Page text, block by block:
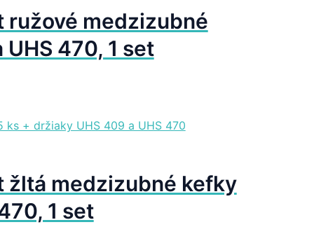
ružové medzizubné
470, 1 set
žltá medzizubné kefky
1 set